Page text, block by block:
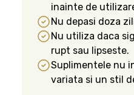
inainte de
Nu depasi doza
Nu utiliza daca
rupt sau lipseste.
Suplimentele nu
variata si un stil